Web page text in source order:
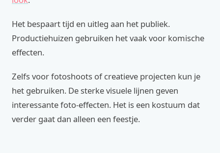
Het bespaart tijd en uitleg aan het publiek.
Productiehuizen gebruiken het vaak voor komische
effecten.
Zelfs voor fotoshoots of creatieve projecten kun je
het gebruiken. De sterke visuele lijnen geven
interessante foto-effecten. Het is een kostuum dat
verder gaat dan alleen een feestje.